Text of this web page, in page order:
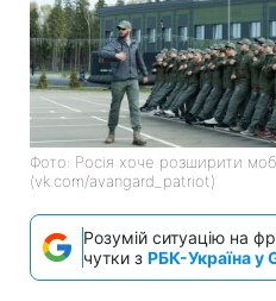
Фото: Росія хоче розширити
(vk.com/avangard_patriot)
Розумій ситуацію на
чутки з РБК-Україна у